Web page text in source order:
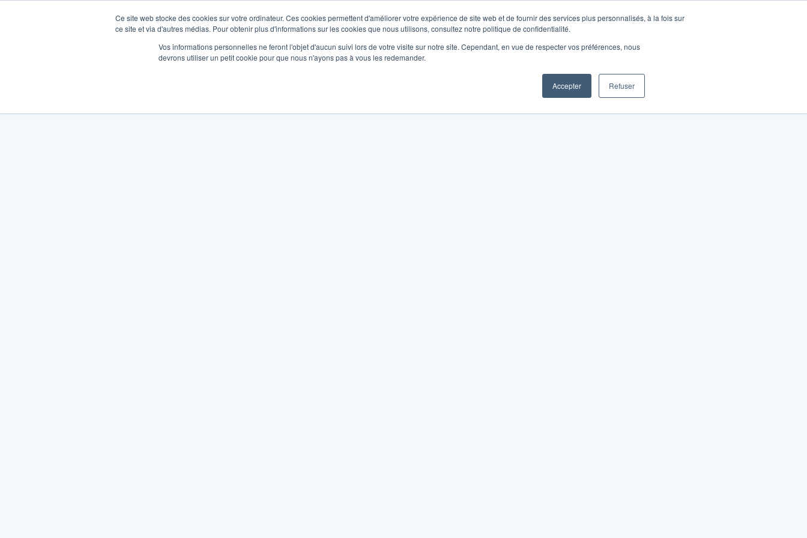
Ce site web stocke des cookies sur votre ordinateur. Ces cookies permettent d'améliorer votre expérience de site web et de fournir des services plus personnalisés, à la fois sur
ce site et via d'autres médias. Pour obtenir plus d'informations sur les cookies que nous utilisons, consultez notre politique de confidentialité.
Vos informations personnelles ne feront l'objet d'aucun suivi lors de votre visite sur notre site. Cependant, en vue de respecter vos préférences, nous
devrons utiliser un petit cookie pour que nous n'ayons pas à vous les redemander.
Accepter Refuser